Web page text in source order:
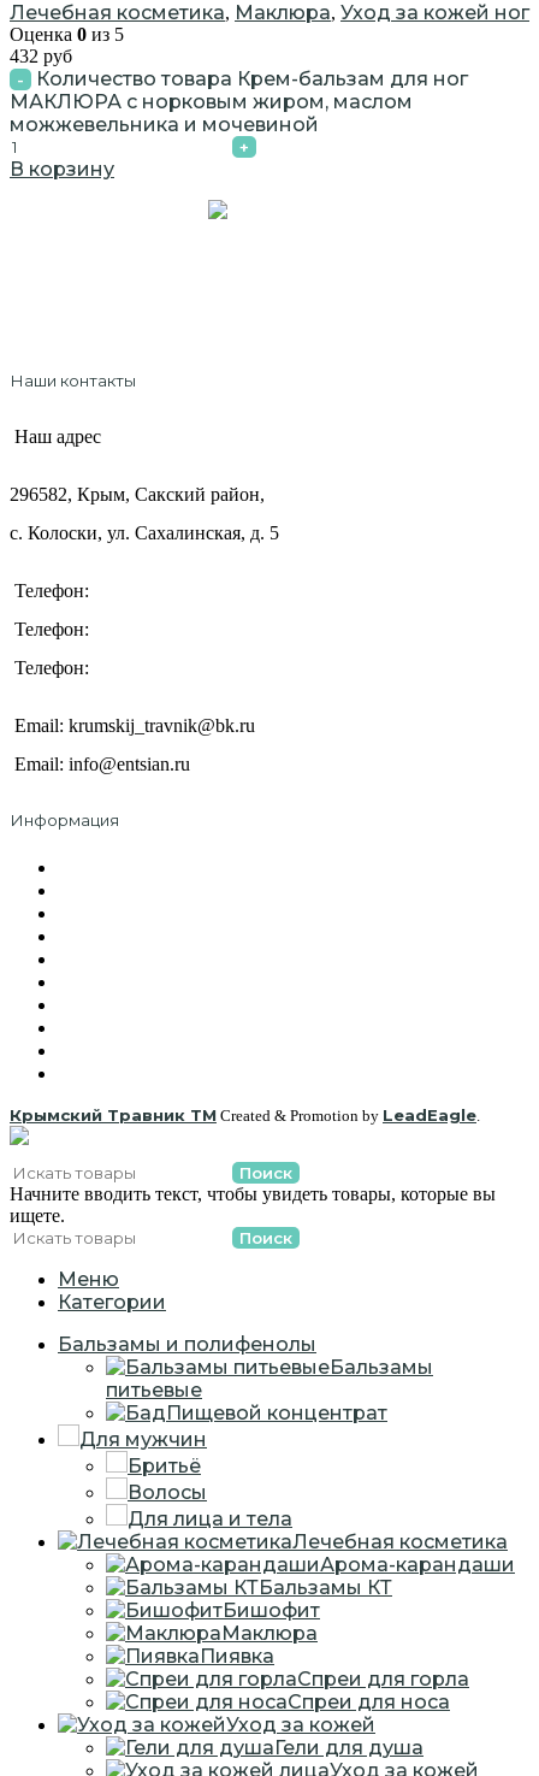
Лечебная косметика, Маклюра, Уход за кожей ног
Оценка 0 из 5
432 руб
Количество товара Крем-бальзам для ног
МАКЛЮРА с норковым жиром, маслом
можжевельника и мочевиной
В корзину
Наши контакты
Наш адрес
296582, Крым, Сакский район,
с. Колоски, ул. Сахалинская, д. 5
Телефон:
Телефон:
Телефон:
Email: krumskij_travnik@bk.ru
Email: info@entsian.ru
Информация
Крымский Травник ТМ Created & Promotion by LeadEagle
Поиск
Начните вводить текст, чтобы увидеть товары, которые вы
ищете.
Поиск
Меню
Категории
Бальзамы и полифенолы
Бальзамы
питьевые
Пищевой концентрат
Для мужчин
Бритьё
Волосы
Для лица и тела
Лечебная косметика
Арома-карандаши
Бальзамы КТ
Бишофит
Маклюра
Пиявка
Спреи для горла
Спреи для носа
Уход за кожей
Гели для душа
Уход за кожей